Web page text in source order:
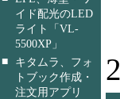
イド配光のLED
ライト「VL-
5500XP」
■
キタムラ、フォ
トブック作成・
注文用アプリ